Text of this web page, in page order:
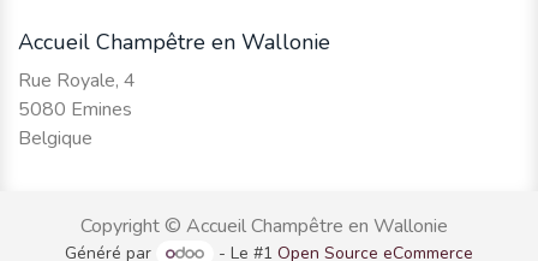
Accueil Champêtre en Wallonie
Rue Royale, 4
5080 Emines
Belgique
Copyright © Accueil Champêtre en Wallonie
Généré par - Le #1Open Source eCommerce